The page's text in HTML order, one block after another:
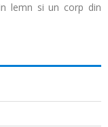
lemn si un corp din